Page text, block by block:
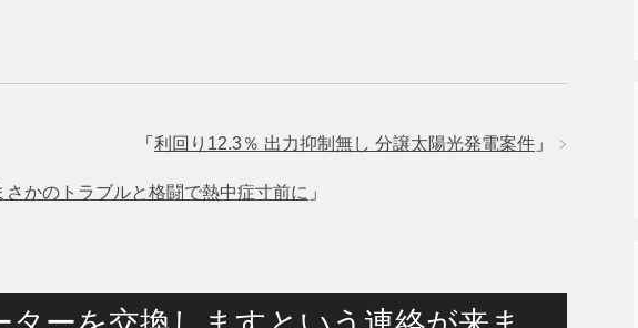
「 利回り12.3％ 出力抑制無し 分譲太陽光発電案件 」
かのトラブルと格闘で熱中症寸前に 」